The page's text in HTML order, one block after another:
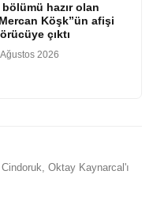
bölümü hazır olan
Köşk”ün afişi
çıktı
2026
Oktay Kaynarcal'ı